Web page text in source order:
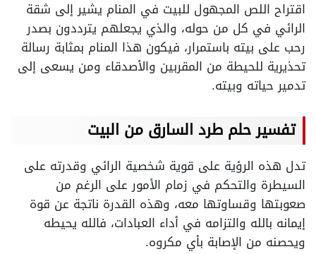
اقتراح اللص المجهول للبيت في المنام يشير إلى شقة
الرائي في كل من حوله، والذي يجعلهم يترددون بصدر
رحب على بيته باستمرار، فيكون هذا المنام بمثابة رسالة
تحذيرية للحيطة من المقربين والأصدقاء ومن يسعى إلى
تدمير حياته وبيته.
تفسير حلم طرد السارق من البيت
تدل هذه الرؤية على قوية شخصية الرائي وقدرته على
السيطرة والتحكم في زمام الأمور على الرغم من
صعوبتها وقساوتها معه، وهذه القدرة ناتجة عن قوة
إيمانه بالله والتزامه في أداء العبادات، فالله يحيطه
ويحصنه من الإصابة بأي مكروه.